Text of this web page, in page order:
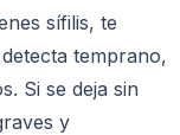
sífilis, te
temprano,
Si se deja sin
y